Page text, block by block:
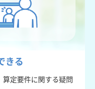
きる
算定要件に関する疑問